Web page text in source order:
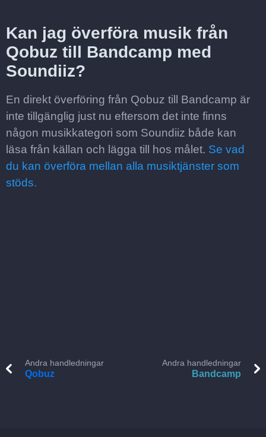
Kan jag överföra musik från
Qobuz till Bandcamp med
Soundiiz?
En direkt överföring från Qobuz till Bandcamp är
inte tillgänglig just nu eftersom det inte finns
någon musikkategori som Soundiiz både kan
läsa från källan och lägga till hos målet. Se vad
du kan överföra mellan alla musiktjänster som
stöds.
Andra handledningar
Qobuz
Andra handledningar
Bandcamp